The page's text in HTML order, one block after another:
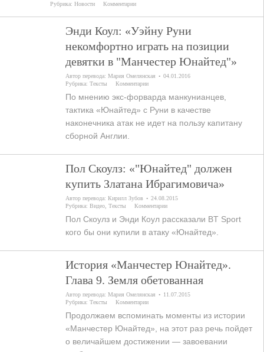
Рубрика: Новости Комментарии
Энди Коул: «Уэйну Руни
некомфортно играть на позиции
девятки в "Манчестер Юнайтед"»
Автор перевода:Мария Омелянская
04.01.2016
Рубрика:Тексты Комментарии
По мнению экс-форварда манкунианцев,
тактика «Юнайтед» с Руни в качестве
наконечника атак не идет на пользу капитану
сборной Англии.
Пол Скоулз: «"Юнайтед" должен
купить Златана Ибрагимовича»
Автор перевода:Кирилл Зубов
24.08.2015
Рубрика:Видео ,Тексты Комментарии
Пол Скоулз и Энди Коул рассказали BT Sport
кого бы они купили в атаку «Юнайтед».
История «Манчестер Юнайтед».
Глава 9. Земля обетованная
Автор перевода:Мария Омелянская
11.07.2015
Рубрика:Тексты Комментарии
Продолжаем вспоминать моменты из истории
«Манчестер Юнайтед», на этот раз речь пойдет
о величайшем достижении — завоевании